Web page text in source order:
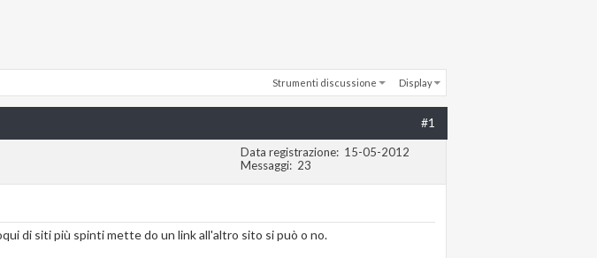
Strumenti discussione Display
#1
Data registrazione
15-05-2012
Messaggi
23
di siti più spinti mette do un link all'altro sito si può o no.